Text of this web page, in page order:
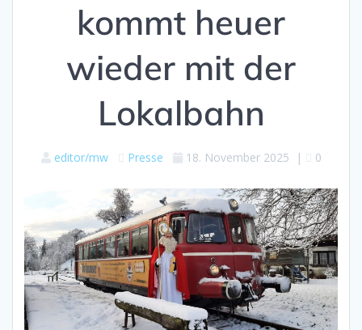
kommt heuer
wieder mit der
Lokalbahn
editor/mw Presse 18. November 2025 | 0